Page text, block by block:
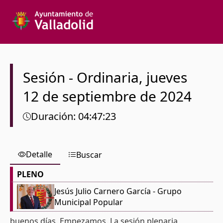
Órgano colegiado
Desde
Español
Sesión - Ordinaria, jueves
12 de septiembre de 2024
Duración: 04:47:23
Detalle
Buscar
PLENO
Jesús Julio Carnero García - Grupo
Municipal Popular